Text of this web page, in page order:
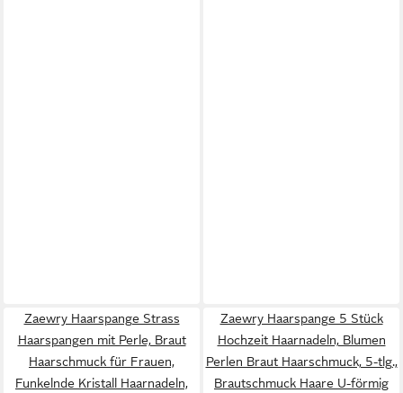
Zaewry Haarspange Strass
Haarspangen mit Perle, Braut
Haarschmuck für Frauen,
Funkelnde Kristall Haarnadeln,
Zaewry Haarspange 5 Stück
Hochzeit Haarnadeln, Blumen
Perlen Braut Haarschmuck, 5-tlg.,
Brautschmuck Haare U-förmig